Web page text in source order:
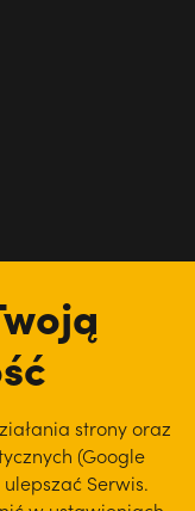
strony oraz
(Google
Serwis.